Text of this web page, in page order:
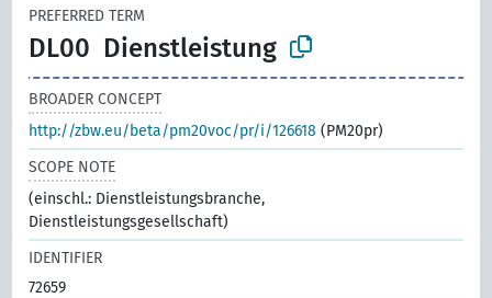
PREFERRED TERM
DL00 Dienstleistung
BROADER CONCEPT
http://zbw.eu/beta/pm20voc/pr/i/126618 (PM20pr)
SCOPE NOTE
(einschl.: Dienstleistungsbranche,
Dienstleistungsgesellschaft)
IDENTIFIER
72659